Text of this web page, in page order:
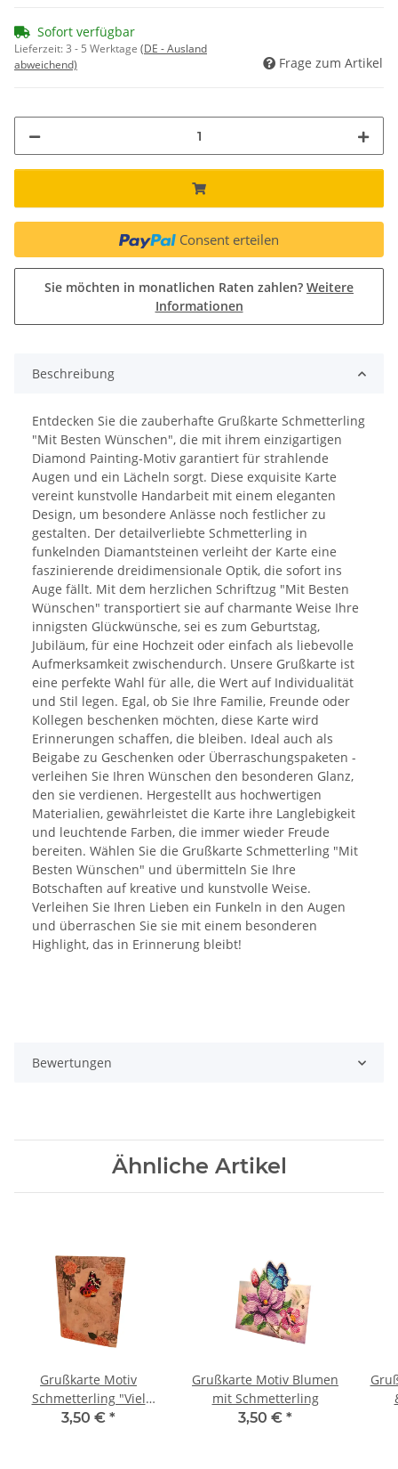
Sofort verfügbar
Lieferzeit:3 - 5 Werktage (DE - Ausland
abweichend)
Frage zum Artikel
Consent erteilen
Sie möchten in monatlichen Raten zahlen? Weitere
Informationen
Beschreibung
Entdecken Sie die zauberhafte Grußkarte Schmetterling
"Mit Besten Wünschen", die mit ihrem einzigartigen
Diamond Painting-Motiv garantiert für strahlende
Augen und ein Lächeln sorgt. Diese exquisite Karte
vereint kunstvolle Handarbeit mit einem eleganten
Design, um besondere Anlässe noch festlicher zu
gestalten. Der detailverliebte Schmetterling in
funkelnden Diamantsteinen verleiht der Karte eine
faszinierende dreidimensionale Optik, die sofort ins
Auge fällt. Mit dem herzlichen Schriftzug "Mit Besten
Wünschen" transportiert sie auf charmante Weise Ihre
innigsten Glückwünsche, sei es zum Geburtstag,
Jubiläum, für eine Hochzeit oder einfach als liebevolle
Aufmerksamkeit zwischendurch. Unsere Grußkarte ist
eine perfekte Wahl für alle, die Wert auf Individualität
und Stil legen. Egal, ob Sie Ihre Familie, Freunde oder
Kollegen beschenken möchten, diese Karte wird
Erinnerungen schaffen, die bleiben. Ideal auch als
Beigabe zu Geschenken oder Überraschungspaketen -
verleihen Sie Ihren Wünschen den besonderen Glanz,
den sie verdienen. Hergestellt aus hochwertigen
Materialien, gewährleistet die Karte ihre Langlebigkeit
und leuchtende Farben, die immer wieder Freude
bereiten. Wählen Sie die Grußkarte Schmetterling "Mit
Besten Wünschen" und übermitteln Sie Ihre
Botschaften auf kreative und kunstvolle Weise.
Verleihen Sie Ihren Lieben ein Funkeln in den Augen
und überraschen Sie sie mit einem besonderen
Highlight, das in Erinnerung bleibt!
Bewertungen
Ähnliche Artikel
Grußkarte Motiv
Schmetterling "Viel
Glück"
3,50 € *
Grußkarte Motiv Blumen
mit Schmetterling
3,50 € *